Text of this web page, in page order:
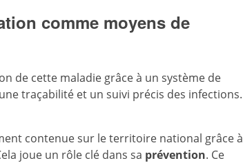
comme moyens de
de cette maladie grâce à un système de
traçabilité et un suivi précis des infections.
contenue sur le territoire national grâce à
joue un rôle clé dans sa prévention. Ce